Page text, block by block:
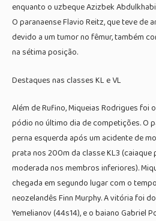
enquanto o uzbeque Azizbek
O paranaense Flavio Reitz, que teve de
devido a um tumor no fêmur, também
na sétima posição.
Destaques nas classes KL e VL
Além de Rufino, Miqueias Rodrigues foi
pódio no último dia de competições. O
perna esquerda após um acidente de
prata nos 200m da classe KL3
moderada nos membros inferiores).
chegada em segundo lugar com o
neozelandês Finn Murphy. A vitória foi
Yemelianov (44s14), e o baiano Gabriel